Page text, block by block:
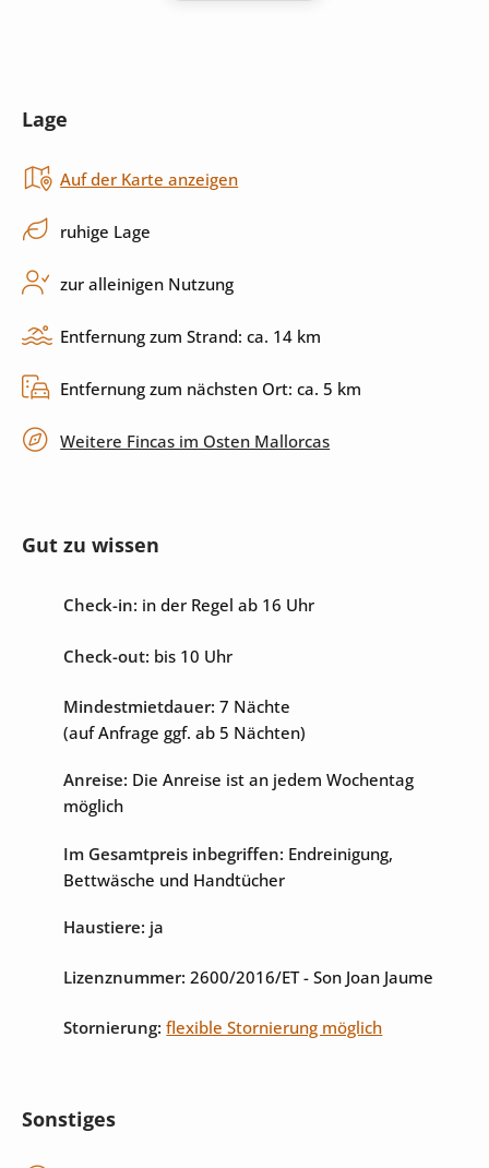
Toaster
Herd
Spülmaschine
Lage
Auf der Karte anzeigen
ruhige Lage
zur alleinigen Nutzung
Entfernung zum Strand: ca. 14 km
Entfernung zum nächsten Ort: ca. 5 km
Weitere Fincas im Osten Mallorcas
Gut zu wissen
Check-in: in der Regel ab 16 Uhr
Check-out: bis 10 Uhr
Mindestmietdauer: 7 Nächte
(auf Anfrage ggf. ab 5 Nächten)
Anreise: Die Anreise ist an jedem Wochentag
möglich
Im Gesamtpreis inbegriffen: Endreinigung,
Bettwäsche und Handtücher
Haustiere: ja
Lizenznummer: 2600/2016/ET - Son Joan Jaume
Stornierung: flexible Stornierung möglich
Sonstiges